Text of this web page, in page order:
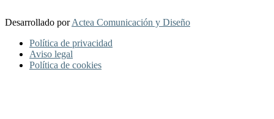
Desarrollado porActea Comunicación y Diseño
Política de privacidad
Aviso legal
Política de cookies